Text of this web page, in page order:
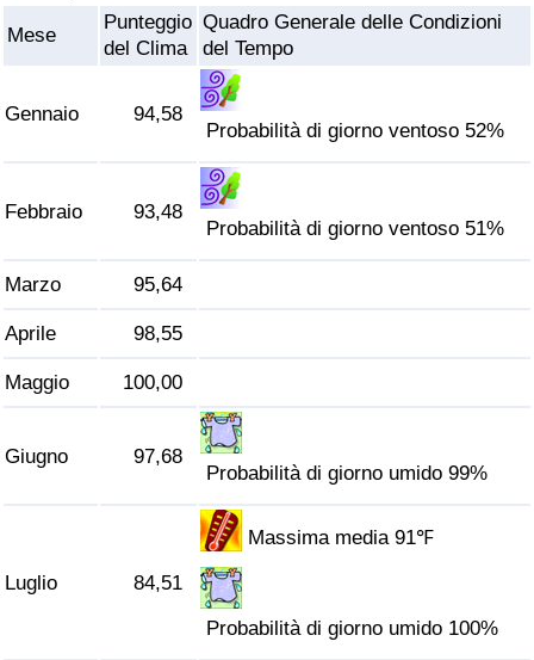
Mese
Punteggio
del Clima
Quadro Generale delle Condizioni
del Tempo
Gennaio 94,58
Probabilità di giorno ventoso 52%
Febbraio 93,48
Probabilità di giorno ventoso 51%
Marzo 95,64
Aprile 98,55
Maggio 100,00
Giugno 97,68
Probabilità di giorno umido 99%
Luglio 84,51
Massima media 91℉
Probabilità di giorno umido 100%
Indice dell’Assistenza Sanitaria per
Indice dell’Inquinamento (Corrente)
Indice di inquinamento
Indice dell’Inquinamento per Nazione
Traffico
Indice del Traffico
Indice del traffico (Corrente)
Indice del traffico per Nazione